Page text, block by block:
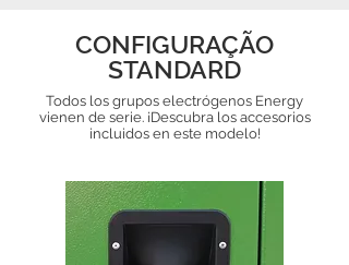
CONFIGURAÇÃO
STANDARD
Todos los grupos electrógenos Energy
vienen de serie. ¡Descubra los accesorios
incluidos en este modelo!